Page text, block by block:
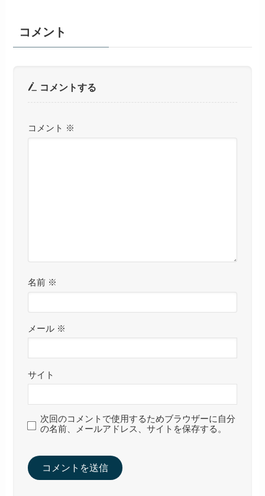
コメント
コメントする
コメント ※
名前 ※
メール ※
サイト
次回のコメントで使用するためブラウザーに自分
の名前、メールアドレス、サイトを保存する。